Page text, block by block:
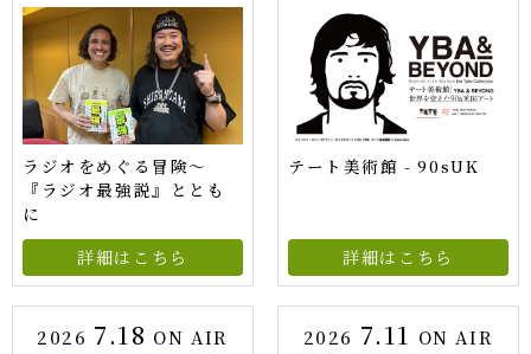
ラジオをめぐる冒険～
『ラジオ最強説』ととも
に
詳細はこちら
テート美術館 - 90sUK
詳細はこちら
2026 7.18 ON AIR 2026 7.11 ON AIR